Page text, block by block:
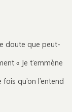
doute que peut-
« Je t’emmène
qu’on l’entend